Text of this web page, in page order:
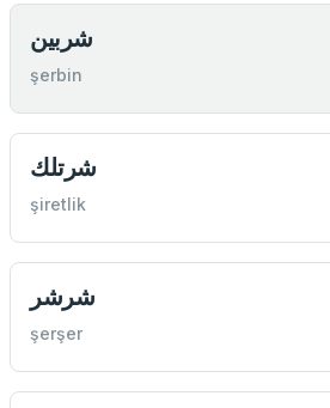
شربين
şerbin
شرتلك
şiretlik
شرشر
şerşer